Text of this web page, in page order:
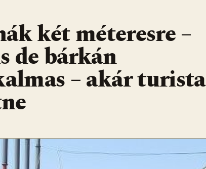
két méteresre –
de bárkán
– akár turista